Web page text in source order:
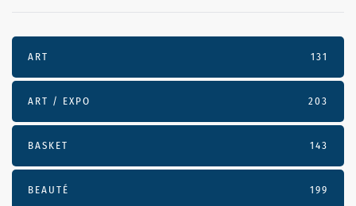
ART 131
ART / EXPO 203
BASKET 143
BEAUTÉ 199